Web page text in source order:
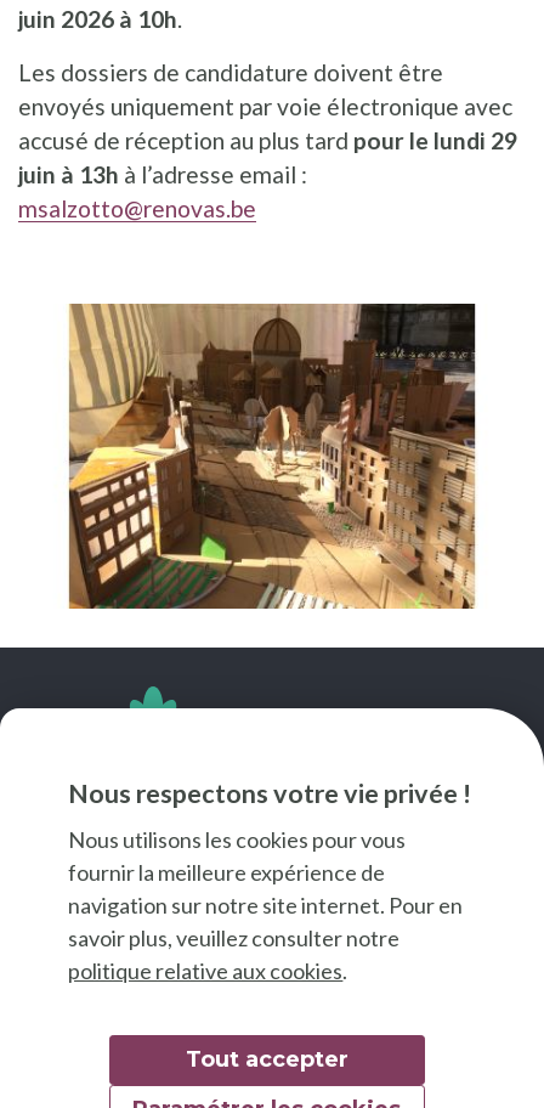
Nous respectons votre vie privée !
Nous utilisons les cookies pour vous
fournir la meilleure expérience de
navigation sur notre site internet. Pour en
savoir plus, veuillez consulter notre
politique relative aux cookies.
Tout accepter
juin 2026 à 10h.
Les dossiers de candidature doivent être
envoyés uniquement par voie électronique avec
accusé de réception au plus tard pour le lundi 29
juin à 13h à l’adresse email :
msalzotto@renovas.be
ILLUSTRATION